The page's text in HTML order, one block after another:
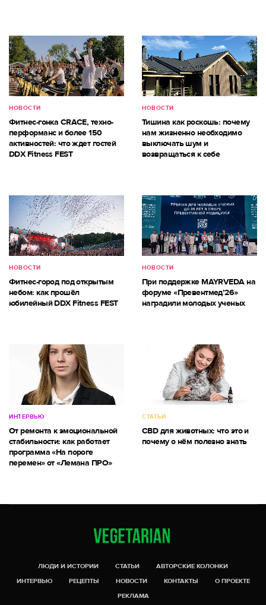
НОВОСТИ
Фитнес-гонка CRACE, техно-
перформанс и более 150
активностей: что ждет гостей
DDX Fitness FEST
НОВОСТИ
Тишина как роскошь: почему
нам жизненно необходимо
выключать шум и
возвращаться к себе
НОВОСТИ
Фитнес-город под открытым
небом: как прошёл
юбилейный DDX Fitness FEST
НОВОСТИ
При поддержке MAYRVEDA на
форуме «Превентмед’26»
наградили молодых ученых
ИНТЕРВЬЮ
От ремонта к эмоциональной
стабильности: как работает
программа «На пороге
перемен» от «Лемана ПРО»
СТАТЬИ
CBD для животных: что это и
почему о нём полезно знать
ЛЮДИ И ИСТОРИИ СТАТЬИ
АВТОРСКИЕ КОЛОНКИ
ИНТЕРВЬЮ
РЕЦЕПТЫ НОВОСТИ КОНТАКТЫ
О ПРОЕКТЕ
РЕКЛАМА